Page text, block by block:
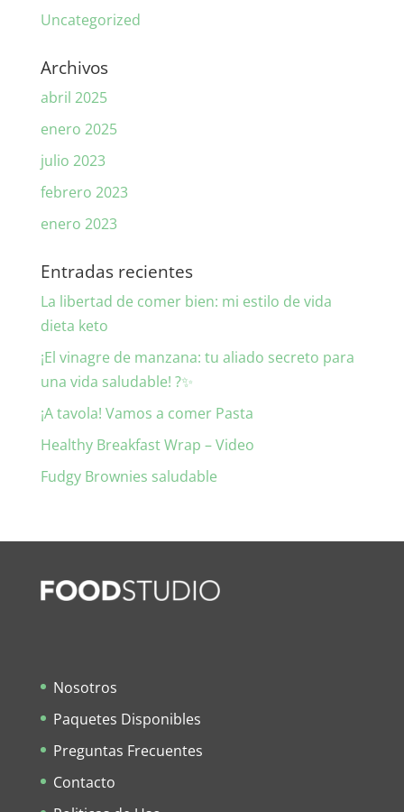
Uncategorized
Archivos
abril 2025
enero 2025
julio 2023
febrero 2023
enero 2023
Entradas recientes
La libertad de comer bien: mi estilo de vida
dieta keto
¡El vinagre de manzana: tu aliado secreto para
una vida saludable! ?✨
¡A tavola! Vamos a comer Pasta
Healthy Breakfast Wrap – Video
Fudgy Brownies saludable
Nosotros
Paquetes Disponibles
Preguntas Frecuentes
Contacto